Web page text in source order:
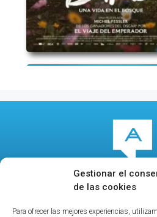
Gestionar el
de las cookies
Para ofrecer las mejores experiencias,